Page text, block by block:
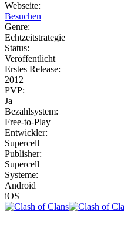
Webseite:
Besuchen
Genre:
Echtzeitstrategie
Status:
Veröffentlicht
Erstes Release:
2012
PVP:
Ja
Bezahlsystem:
Free-to-Play
Entwickler:
Supercell
Publisher:
Supercell
Systeme:
Android
iOS